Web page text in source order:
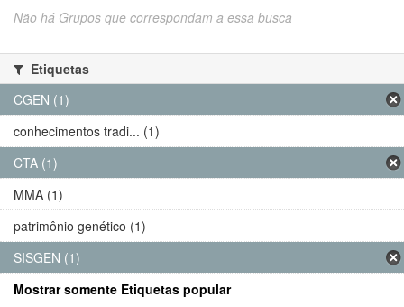
Não há Grupos que correspondam a essa busca
Etiquetas
CGEN (1)
conhecimentos tradi... (1)
CTA (1)
MMA (1)
patrimônio genético (1)
SISGEN (1)
Mostrar somente Etiquetas popular